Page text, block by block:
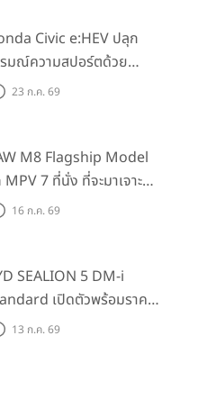
Civic e:HEV ปลุก
มณ์ความสปอร์ตด้วย
S+ Shift ครั้งแรกใน
Monitor เพียงจอง
ใน 31 ก.ค. 2569 รับบัตร
มันมูลค่า 10,000 บาท
23 ก.ค. 69
M8 Flagship Model
MPV 7 ที่นั่ง ที่จะมาเจาะ
าดครอบครัวและองค์กรยุค
)
16 ก.ค. 69
SEALION 5 DM-i
เปิดตัวพร้อมราคา
ดการณ์ 699,900 บาท รุ่น
13 ก.ค. 69